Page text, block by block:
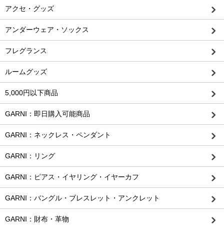
アクセ・グッズ
アンダーウェア・ソックス
フレグランス
ルームグッズ
5,000円以下商品
GARNI：即日購入可能商品
GARNI：ネックレス・ペンダント
GARNI：リング
GARNI：ピアス・イヤリング・イヤーカフ
GARNI：バングル・ブレスレット・アンクレット
GARNI：財布・革物